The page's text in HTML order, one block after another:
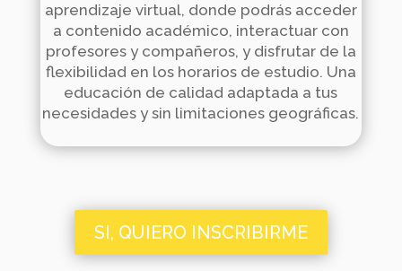
aprendizaje virtual, donde podrás acceder
a contenido académico, interactuar con
profesores y compañeros, y disfrutar de la
flexibilidad en los horarios de estudio. Una
educación de calidad adaptada a tus
necesidades y sin limitaciones geográficas.
SI, QUIERO INSCRIBIRME